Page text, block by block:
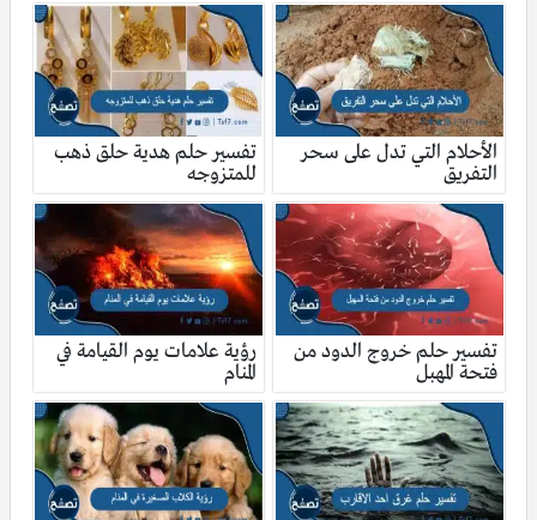
الأحلام التي تدل على سحر
التفريق
تفسير حلم هدية حلق ذهب
للمتزوجه
تفسير حلم خروج الدود من
فتحة المهبل
رؤية علامات يوم القيامة في
المنام